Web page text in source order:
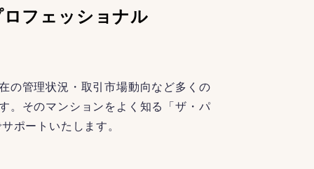
フェッショナル
の管理状況・取引市場動向など多くの
。そのマンションをよく知る「ザ・パ
ポートいたします。